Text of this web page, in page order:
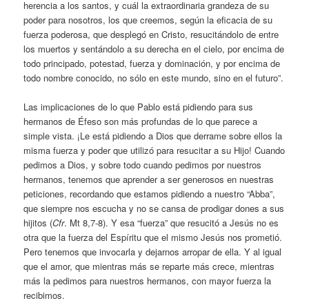
herencia a los santos, y cuál la extraordinaria grandeza de su
poder para nosotros, los que creemos, según la eficacia de su
fuerza poderosa, que desplegó en Cristo, resucitándolo de entre
los muertos y sentándolo a su derecha en el cielo, por encima de
todo principado, potestad, fuerza y dominación, y por encima de
todo nombre conocido, no sólo en este mundo, sino en el futuro”.
Las implicaciones de lo que Pablo está pidiendo para sus
hermanos de Éfeso son más profundas de lo que parece a
simple vista. ¡Le está pidiendo a Dios que derrame sobre ellos la
misma fuerza y poder que utilizó para resucitar a su Hijo! Cuando
pedimos a Dios, y sobre todo cuando pedimos por nuestros
hermanos, tenemos que aprender a ser generosos en nuestras
peticiones, recordando que estamos pidiendo a nuestro “Abba”,
que siempre nos escucha y no se cansa de prodigar dones a sus
hijitos (Cfr. Mt 8,7-8). Y esa “fuerza” que resucitó a Jesús no es
otra que la fuerza del Espíritu que el mismo Jesús nos prometió.
Pero tenemos que invocarla y dejarnos arropar de ella. Y al igual
que el amor, que mientras más se reparte más crece, mientras
más la pedimos para nuestros hermanos, con mayor fuerza la
recibimos.